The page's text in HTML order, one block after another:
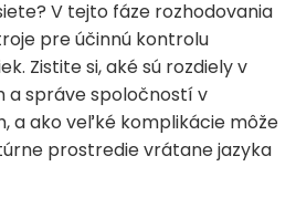
V tejto fáze rozhodovania
pre účinnú kontrolu
Zistite si, aké sú rozdiely v
a správe spoločností v
a ako veľké komplikácie môže
prostredie vrátane jazyka